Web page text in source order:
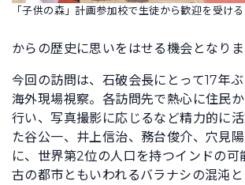
「子供の森」計画参加校で生徒から歓迎を受ける
からの歴史に思いをはせる機会となりま
今回の訪問は、石破会長にとって17年
海外現場視察。各訪問先で熱心に住民
行い、写真撮影に応じるなど精力的に
た谷公一、井上信治、務台俊介、穴見
に、世界第2位の人口を持つインドの可
古の都市ともいわれるバラナシの混沌